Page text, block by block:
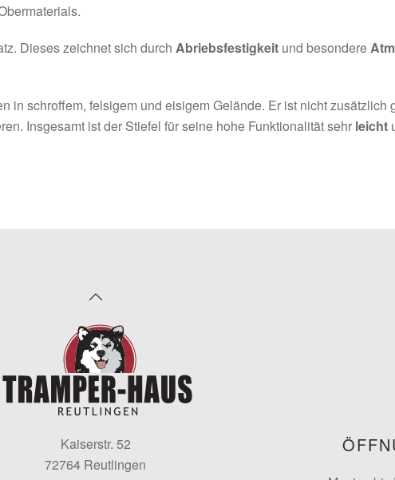
Dieses zeichnet sich durch Abriebsfestigkeit und besondere
in schroffem, felsigem und eisigem Gelände. Er ist nicht zusätzlich
Insgesamt ist der Stiefel für seine hohe Funktionalität sehr leicht
Kaiserstr. 52
72764 Reutlingen